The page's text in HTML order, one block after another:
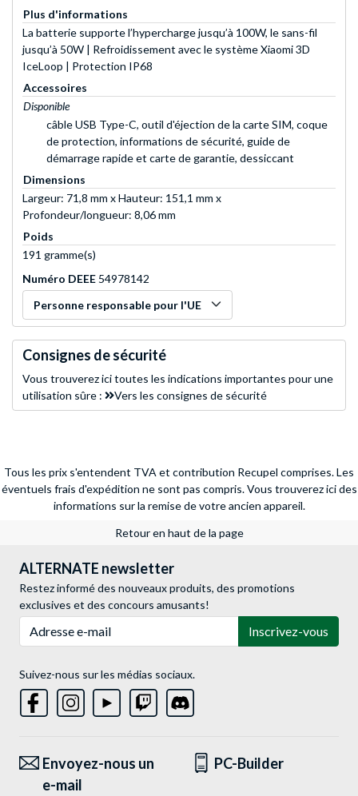
Plus d'informations
La batterie supporte l’hypercharge jusqu’à 100W, le sans-fil
jusqu’à 50W | Refroidissement avec le système Xiaomi 3D
IceLoop | Protection IP68
Accessoires
Disponible
câble USB Type-C, outil d'éjection de la carte SIM, coque
de protection, informations de sécurité, guide de
démarrage rapide et carte de garantie, dessiccant
Dimensions
Largeur: 71,8 mm x Hauteur: 151,1 mm x
Profondeur/longueur: 8,06 mm
Poids
191 gramme(s)
Numéro DEEE 54978142
Personne responsable pour l'UE
Consignes de sécurité
Vous trouverez ici toutes les indications importantes pour une
utilisation sûre :
Vers les consignes de sécurité
Tous les prix s'entendent TVA et contribution Recupel comprises. Les
éventuels frais d'expédition ne sont pas compris. Vous trouverez ici des
informations sur la remise de votre ancien appareil.
Retour en haut de la page
ALTERNATE newsletter
Restez informé des nouveaux produits, des promotions
exclusives et des concours amusants!
Inscrivez-vous
Suivez-nous sur les médias sociaux.
Envoyez-nous un
e-mail
PC-Builder